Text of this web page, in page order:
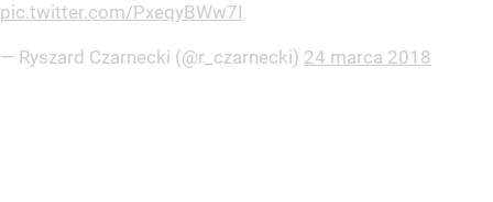
pic.twitter.com/PxeqyBWw7I
— Ryszard Czarnecki (@r_czarnecki) 24 marca 2018